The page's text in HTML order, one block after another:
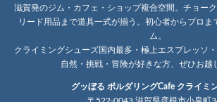
滋賀発のジム・カフェ・ショップ複合空間。チョー
リード用品まで道具一式が揃う。初心者からプロま
ム。
クライミングシューズ国内最多・極上エスプレッソ
自然・挑戦・冒険が好きな方、ぜひお越
グッぼる ボルダリングCafe クライミ
〒522-0043 滋賀県彦根市小泉町